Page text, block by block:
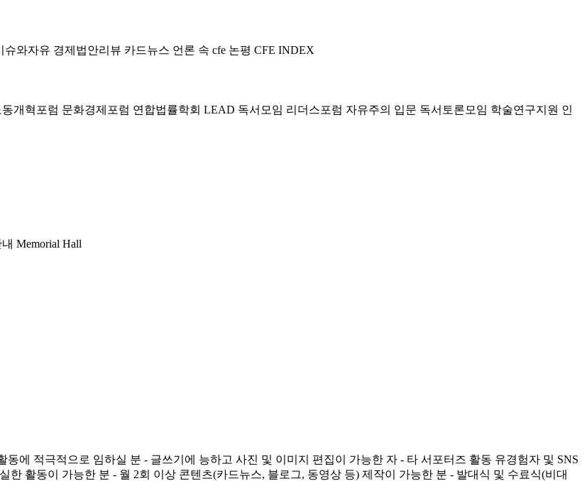
슈와자유 경제법안리뷰 카드뉴스 언론 속 cfe 논평 CFE INDEX
개혁포럼 문화경제포럼 연합법률학회 LEAD 독서모임 리더스포럼 자유주의 입문 독서토론모임 학술연구지원 인
Memorial Hall
에 적극적으로 임하실 분 - 글쓰기에 능하고 사진 및 이미지 편집이 가능한 자 - 타 서포터즈 활동 유경험자 및 SNS
한 활동이 가능한 분 - 월 2회 이상 콘텐츠(카드뉴스, 블로그, 동영상 등) 제작이 가능한 분 - 발대식 및 수료식(비대